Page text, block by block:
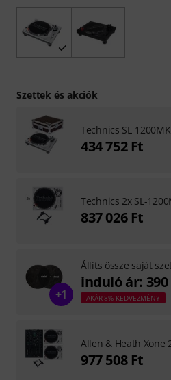
Szettek és akciók
Technics SL-
434 752 Ft
Technics 2x SL-
837 026 Ft
+1
Állíts össze saját
induló ár: 390
AKÁR 8% KEDVEZMÉNY
Allen & Heath Xone
977 508 Ft